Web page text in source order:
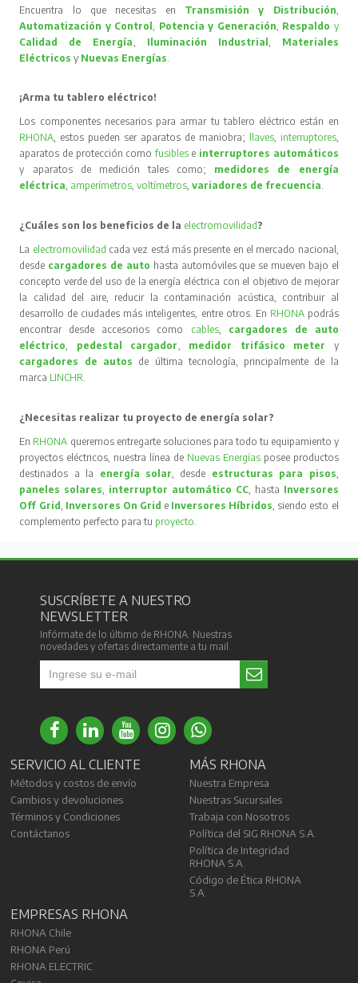
Encuentra lo que necesitas en Transmisión y Distribución,
Automatización y Control, Potencia y Generación, Respaldo y
Calidad de Energía, Iluminación Industrial , Materiales
Eléctricos y Nuevas Energías.
¡Arma tu tablero eléctrico!
Los componentes necesarios para armar tu tablero eléctrico están en
RHONA, estos pueden ser aparatos de maniobra; llaves, interruptores,
aparatos de protección comofusibles e interruptores automáticos
y aparatos de medición tales como; medidores de energía
eléctrica, amperímetros,voltímetros,variadores de frecuencia.
¿Cuáles son los beneficios de la electromovilidad ?
La electromovilidad cada vez está más presente en el mercado nacional,
desde cargadores de auto hasta automóviles que se mueven bajo el
concepto verde del uso de la energía eléctrica con el objetivo de mejorar
la calidad del aire, reducir la contaminación acústica, contribuir al
desarrollo de ciudades más inteligentes, entre otros. En RHONA podrás
encontrar desde accesorios como cables, cargadores de auto
eléctrico, pedestal cargador, medidor trifásico meter
y
cargadores de autos de última tecnología, principalmente de la
marca LINCHR.
¿Necesitas realizar tu proyecto de energía solar?
En RHONA queremos entregarte soluciones para todo tu equipamiento y
proyectos eléctricos, nuestra línea de Nuevas Energíasposee productos
destinados a la energía solar, desde estructuras para pisos,
paneles solares, interruptor automático CC, hasta Inversores
Off Grid, Inversores On Grid e Inversores Híbridos, siendo esto el
complemento perfecto para tu proyecto.
SUSCRÍBETE A NUESTRO
NEWSLETTER
Infórmate de lo último de RHONA. Nuestras
novedades y ofertas directamente a tu mail.
SERVICIO AL CLIENTE
Métodos y costos de envío
Cambios y devoluciones
Términos y Condiciones
Contáctanos
MÁS RHONA
Nuestra Empresa
Nuestras Sucursales
Trabaja con Nosotros
Política del SIG RHONA S.A.
Política de Integridad
RHONA S.A.
Código de Ética RHONA
S.A.
EMPRESAS RHONA
RHONA Chile
RHONA Perú
RHONA ELECTRIC